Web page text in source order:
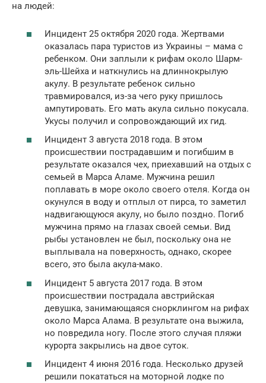
на людей:
Инцидент 25 октября 2020 года. Жертвами
оказалась пара туристов из Украины – мама с
ребенком. Они заплыли к рифам около Шарм-
эль-Шейха и наткнулись на длиннокрылую
акулу. В результате ребенок сильно
травмировался, из-за чего руку пришлось
ампутировать. Его мать акула сильно покусала.
Укусы получил и сопровождающий их гид.
Инцидент 3 августа 2018 года. В этом
происшествии пострадавшим и погибшим в
результате оказался чех, приехавший на отдых с
семьей в Марса Аламе. Мужчина решил
поплавать в море около своего отеля. Когда он
окунулся в воду и отплыл от пирса, то заметил
надвигающуюся акулу, но было поздно. Погиб
мужчина прямо на глазах своей семьи. Вид
рыбы установлен не был, поскольку она не
выплывала на поверхность, однако, скорее
всего, это была акула-мако.
Инцидент 5 августа 2017 года. В этом
происшествии пострадала австрийская
девушка, занимающаяся снорклингом на рифах
около Марса Алама. В результате она выжила,
но повредила ногу. После этого случая пляжи
курорта закрылись на двое суток.
Инцидент 4 июня 2016 года. Несколько друзей
решили покататься на моторной лодке по